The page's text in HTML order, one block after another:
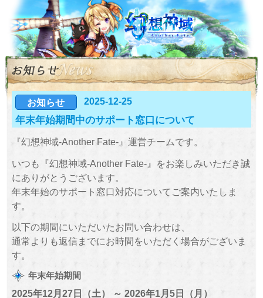
お知らせ 2025-12-25
年末年始期間中のサポート窓口について
『幻想神域-Another Fate-』運営チームです。
いつも『幻想神域-Another Fate-』をお楽しみいただき誠
にありがとうございます。
年末年始のサポート窓口対応についてご案内いたしま
す。
以下の期間にいただいたお問い合わせは、
通常よりも返信までにお時間をいただく場合がございま
す。
年末年始期間
2025年12月27日（土） ～ 2026年1月5日（月）